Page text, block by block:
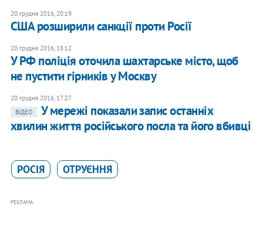
20 грудня 2016, 20:19
США розширили санкції проти Росії
20 грудня 2016, 18:12
У РФ поліція оточила шахтарське місто, щоб
не пустити гірників у Москву
20 грудня 2016, 17:27
ВІДЕО
У мережі показали запис останніх
хвилин життя російського посла та його вбивці
РОСІЯ ОТРУЄННЯ
РЕКЛАМА